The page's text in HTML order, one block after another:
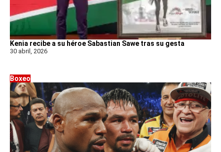
Kenia recibe a su héroe Sabastian Sawe tras su gesta
30 abril, 2026
Boxeo